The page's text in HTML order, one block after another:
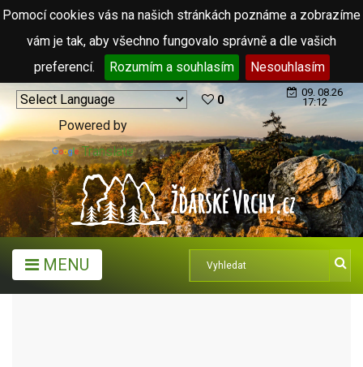
Pomocí cookies vás na našich stránkách poznáme a zobrazíme
vám je tak, aby všechno fungovalo správně a dle vašich
preferencí.
Rozumím a souhlasím Nesouhlasím
Powered by
Translate
0
09. 08.26
17:12
MENU